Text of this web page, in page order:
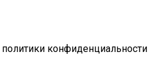
политики конфиденциальности